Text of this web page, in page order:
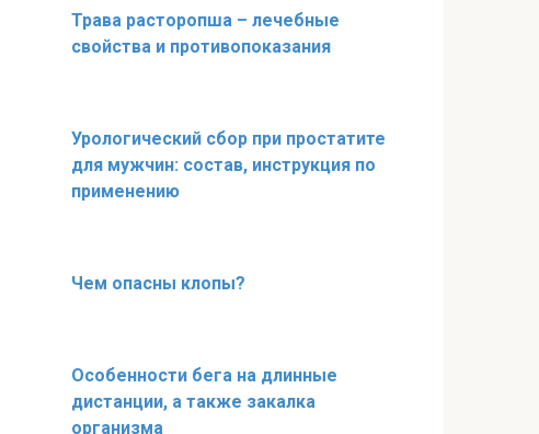
Трава расторопша – лечебные
свойства и противопоказания
Урологический сбор при простатите
для мужчин: состав, инструкция по
применению
Чем опасны клопы?
Особенности бега на длинные
дистанции, а также закалка
организма